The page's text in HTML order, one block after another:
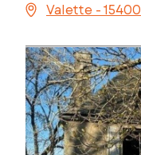
Valette - 15400